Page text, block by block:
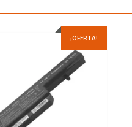
¡OFERTA!